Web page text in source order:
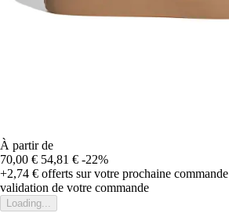
À partir de
70,00 € 54,81 € -22%
+2,74 € offerts sur votre prochaine commande
validation de votre commande
Loading...